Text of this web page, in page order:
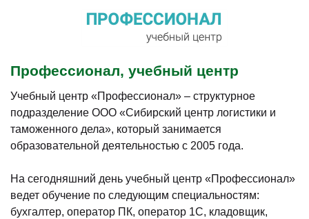
Профессионал, учебный центр
Учебный центр «Профессионал» – структурное
подразделение ООО «Сибирский центр логистики и
таможенного дела», который занимается
образовательной деятельностью с 2005 года.
На сегодняшний день учебный центр «Профессионал»
ведет обучение по следующим специальностям:
бухгалтер, оператор ПК, оператор 1С, кладовщик,